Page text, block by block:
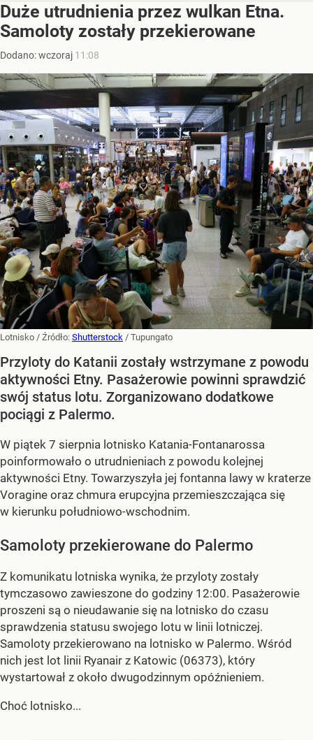
Duże utrudnienia przez wulkan Etna.
Samoloty zostały przekierowane
Dodano:wczoraj 11:08
Lotnisko / Źródło: Shutterstock / Tupungato
Przyloty do Katanii zostały wstrzymane z powodu
aktywności Etny. Pasażerowie powinni sprawdzić
swój status lotu. Zorganizowano dodatkowe
pociągi z Palermo.
W piątek 7 sierpnia lotnisko Katania-Fontanarossa
poinformowało o utrudnieniach z powodu kolejnej
aktywności Etny. Towarzyszyła jej fontanna lawy w kraterze
Voragine oraz chmura erupcyjna przemieszczająca się
w kierunku południowo-wschodnim.
Samoloty przekierowane do Palermo
Z komunikatu lotniska wynika, że przyloty zostały
tymczasowo zawieszone do godziny 12:00. Pasażerowie
proszeni są o nieudawanie się na lotnisko do czasu
sprawdzenia statusu swojego lotu w linii lotniczej.
Samoloty przekierowano na lotnisko w Palermo. Wśród
nich jest lot linii Ryanair z Katowic (06373), który
wystartował z około dwugodzinnym opóźnieniem.
Choć lotnisko...